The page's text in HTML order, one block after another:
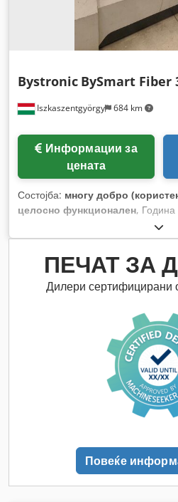
Iszkaszentgyörgy 684 km
Bystronic BySmart Fiber
цената
Состојба: многу добро
целосно функционален, Година
ПЕЧАТ ЗА
Дилери сертифицирани
Повеќе